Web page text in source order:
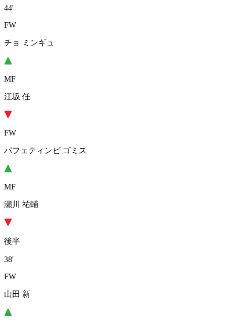
44'
FW
チョ ミンギュ
MF
江坂 任
FW
バフェティンビ ゴミス
MF
瀬川 祐輔
後半
38'
FW
山田 新